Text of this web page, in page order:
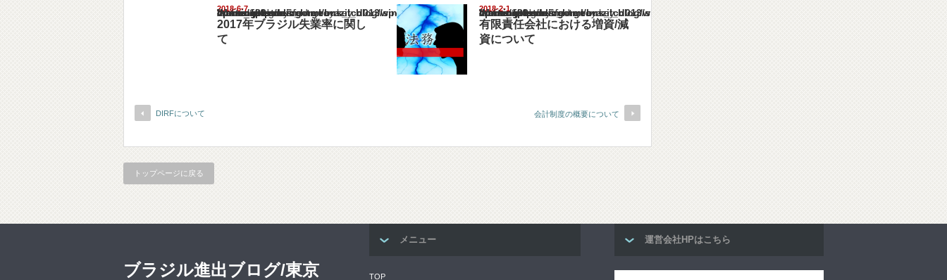
2018-6-7
Warning
: Undefined array key "show_category" in
/home/netst/kuno-cpa.co.jp/public_html/brazil_blog/wp-content/themes/gorgeous_tcd013/single.php
on line183
2017年ブラジル失業率に関し
て
2018-2-1
Warning
: Undefined array key "show_category" in
/home/netst/kuno-cpa.co.jp/public_html/brazil_blog/wp-content/themes/gorgeous_tcd013/single.php
on line183
有限責任会社における増資/減
資について
DIRFについて 会計制度の概要について
トップページに戻る
メニュー
TOP
運営会社HPはこちら
ブラジル進出ブログ/東京